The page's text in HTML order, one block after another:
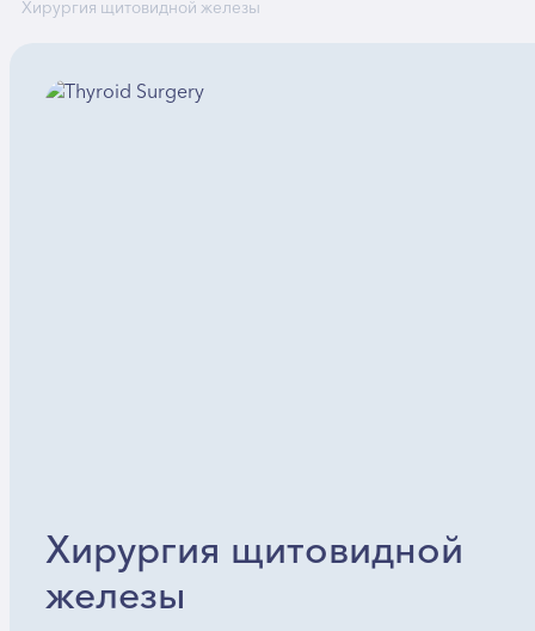
Хирургия щитовидной железы
Хирургия щитовидной
железы